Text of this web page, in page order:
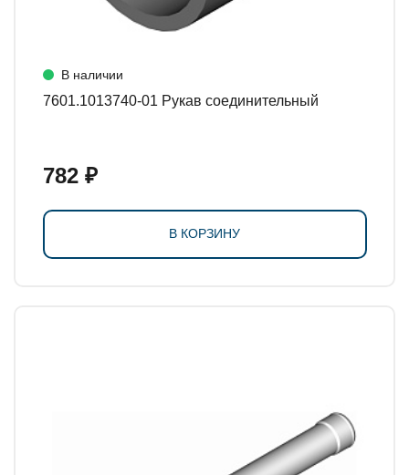
В наличии
7601.1013740-01 Рукав соединительный
782 ₽
В КОРЗИНУ